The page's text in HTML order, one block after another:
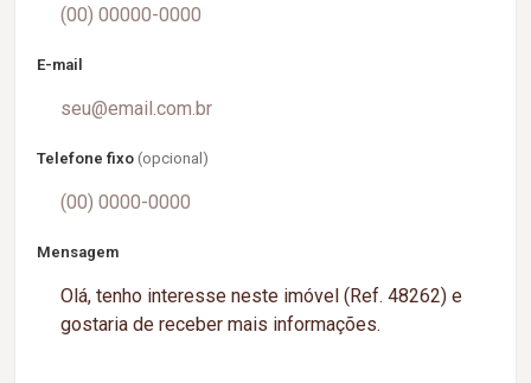
E-mail
Telefone fixo (opcional)
Mensagem